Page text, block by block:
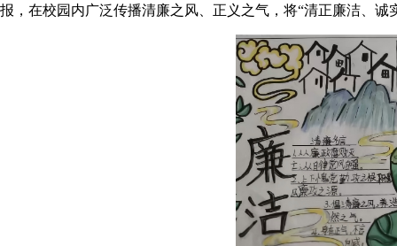
报，在校园内广泛传播清廉之风、正义之气，将“清正廉洁、